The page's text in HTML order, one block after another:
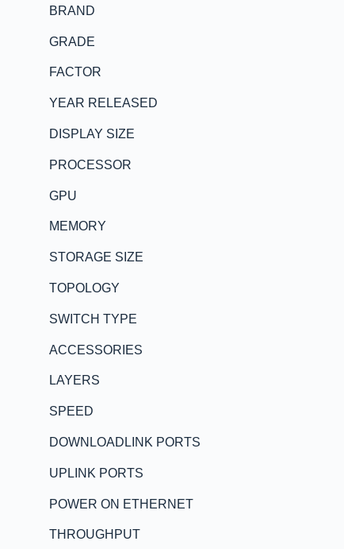
BRAND
GRADE
FACTOR
YEAR RELEASED
DISPLAY SIZE
PROCESSOR
GPU
MEMORY
STORAGE SIZE
TOPOLOGY
SWITCH TYPE
ACCESSORIES
LAYERS
SPEED
DOWNLOADLINK PORTS
UPLINK PORTS
POWER ON ETHERNET
THROUGHPUT